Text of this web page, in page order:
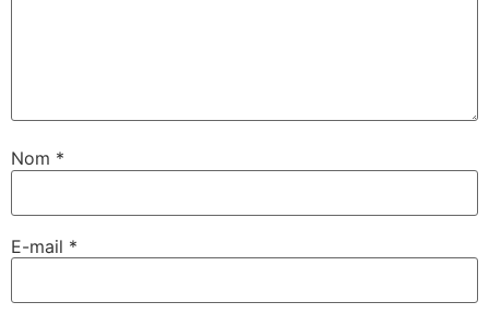
Nom *
E-mail *